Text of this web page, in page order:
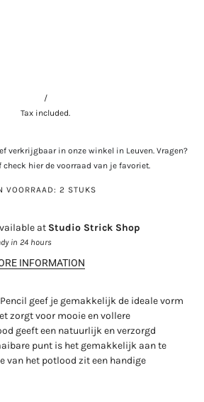
/
Tax included.
verkrijgbaar in onze winkel in Leuven. Vragen?
check hier de voorraad van je favoriet.
VOORRAAD: 2 STUKS
at Studio Strick Shop
in 24 hours
INFORMATION
geef je gemakkelijk de ideale vorm
zorgt voor mooie en vollere
geeft een natuurlijk en verzorgd
punt is het gemakkelijk aan te
van het potlood zit een handige
to add products to your wishlist
saved items.